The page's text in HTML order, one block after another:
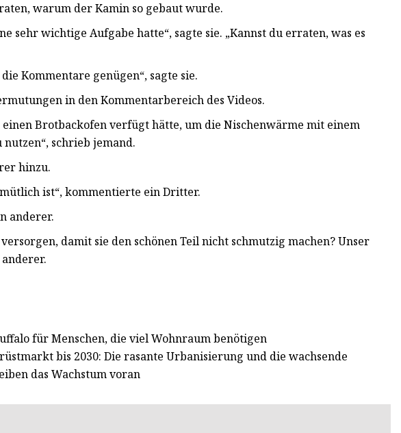
warum der Kamin so gebaut wurde.
sehr wichtige Aufgabe hatte“, sagte sie. „Kannst du erraten, was es
Kommentare genügen“, sagte sie.
in den Kommentarbereich des Videos.
einen Brotbackofen verfügt hätte, um die Nischenwärme mit einem
schrieb jemand.
hinzu.
ist“, kommentierte ein Dritter.
anderer.
damit sie den schönen Teil nicht schmutzig machen? Unser
für Menschen, die viel Wohnraum benötigen
bis 2030: Die rasante Urbanisierung und die wachsende
das Wachstum voran